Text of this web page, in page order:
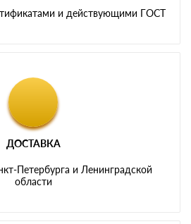
и действующими ГОСТ
ДОСТАВКА
Петербурга и Ленинградской
области